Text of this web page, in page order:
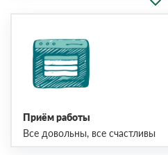
Приём работы
Все довольны, все счастливы